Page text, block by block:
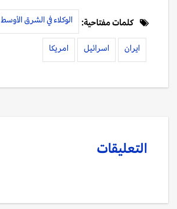
كلمات مفتاحية: الوكلاء في الشرق الأوسط
ايران اسرائيل امريكا
التعليقات